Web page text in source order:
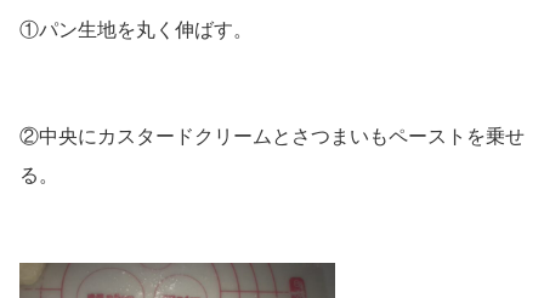
①パン生地を丸く伸ばす。
②中央にカスタードクリームとさつまいもペーストを乗せ
る。